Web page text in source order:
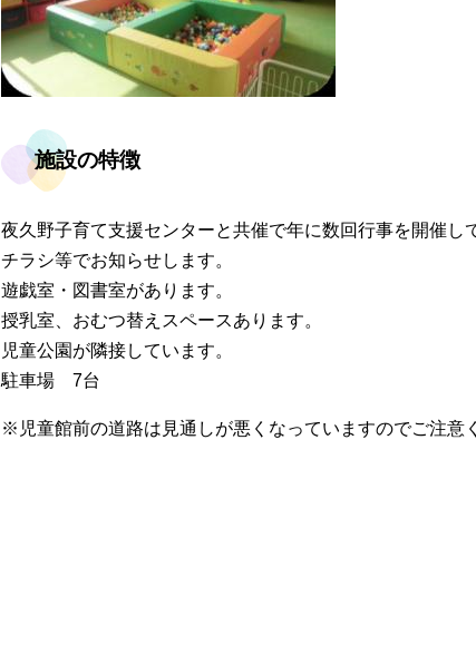
施設の特徴
夜久野子育て支援センターと共催で年に数回行事を開催
チラシ等でお知らせします。
遊戯室・図書室があります。
授乳室、おむつ替えスペースあります。
児童公園が隣接しています。
駐車場 7台
※児童館前の道路は見通しが悪くなっていますのでご注意